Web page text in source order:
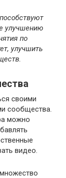
улучшению
по
улучшить
своими
сообщества.
можно
видео.